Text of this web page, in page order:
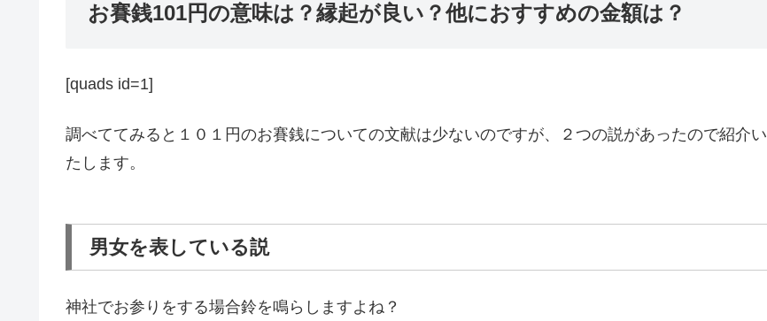
お賽銭101円の意味は？縁起が良い？他におすすめの金額は？
[quads id=1]
調べててみると１０１円のお賽銭についての文献は少ないのですが、２つの説があったので紹介い
たします。
男女を表している説
神社でお参りをする場合鈴を鳴らしますよね？